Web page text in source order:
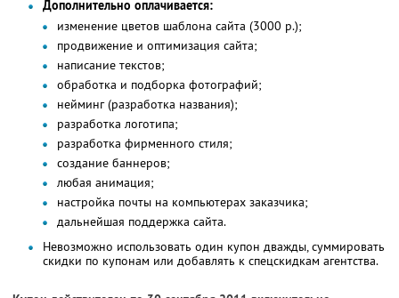
Дополнительно оплачивается:
изменение цветов шаблона сайта (3000 р.);
продвижение и оптимизация сайта;
написание текстов;
обработка и подборка фотографий;
нейминг (разработка названия);
разработка логотипа;
разработка фирменного стиля;
создание баннеров;
любая анимация;
настройка почты на компьютерах заказчика;
дальнейшая поддержка сайта.
Невозможно использовать один купон дважды, суммировать
скидки по купонам или добавлять к спецскидкам агентства.